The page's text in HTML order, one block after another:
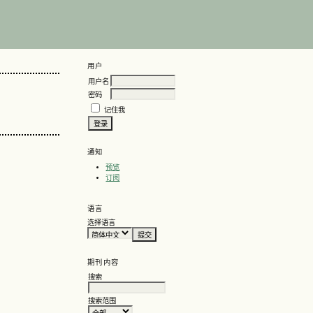
用户
用户名
密码
记住我
通知
预览
订阅
语言
选择语言
期刊内容
搜索
搜索范围